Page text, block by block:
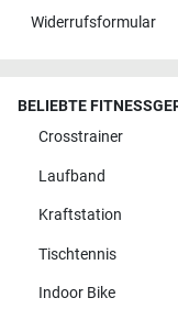
Widerrufsformular
BELIEBTE
Crosstrainer
Laufband
Kraftstation
Tischtennis
Indoor Bike